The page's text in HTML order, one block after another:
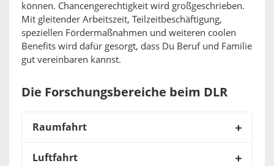
können. Chancengerechtigkeit wird großgeschrieben.
Mit gleitender Arbeitszeit, Teilzeitbeschäftigung,
speziellen Fördermaßnahmen und weiteren coolen
Benefits wird dafür gesorgt, dass Du Beruf und Familie
gut vereinbaren kannst.
Die Forschungsbereiche beim DLR
Raumfahrt
Luftfahrt